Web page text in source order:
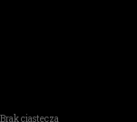
Brak ciastecza